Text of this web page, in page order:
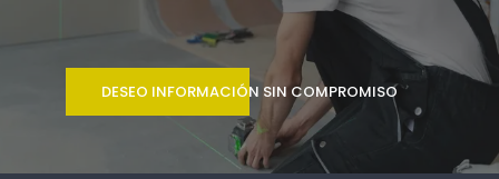
DESEO INFORMACIÓN SIN COMPROMISO